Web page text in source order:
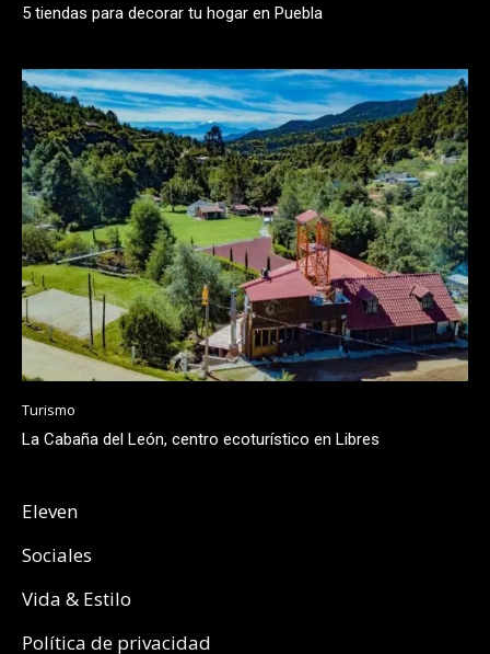
5 tiendas para decorar tu hogar en Puebla
Turismo
La Cabaña del León, centro ecoturístico en Libres
Eleven
Sociales
Vida & Estilo
Política de privacidad